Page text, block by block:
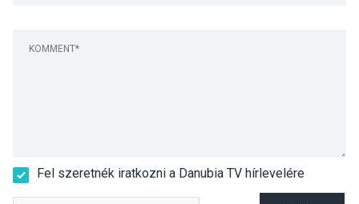
Fel szeretnék iratkozni a Danubia TV hírlevelére